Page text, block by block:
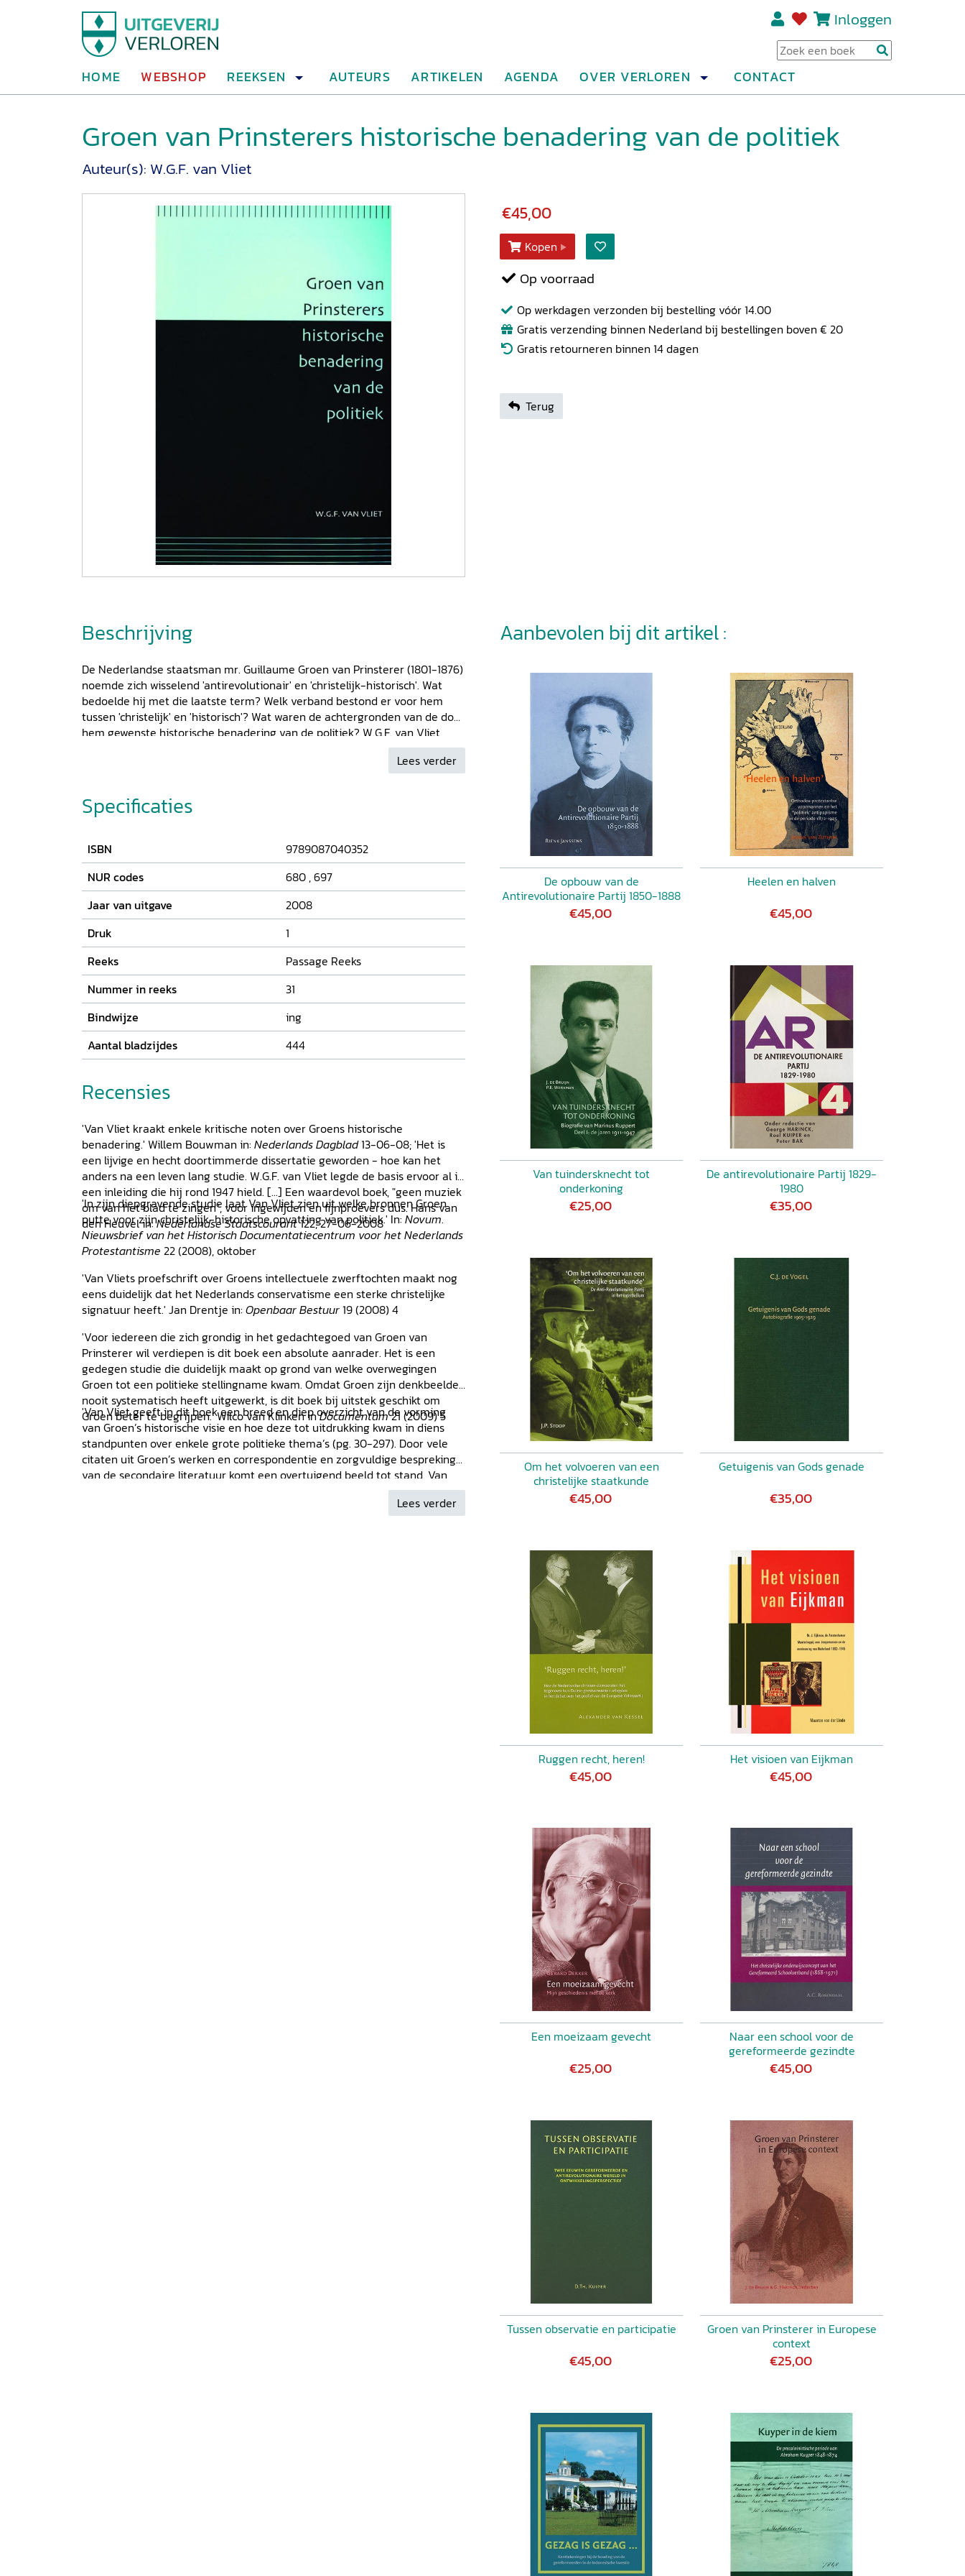
Inloggen
HOME WEBSHOP REEKSEN AUTEURS ARTIKELEN AGENDA OVER VERLOREN CONTACT
Groen van Prinsterers historische benadering van de politiek
Auteur(s): W.G.F. van Vliet
€45,00
Kopen
Op voorraad
Op werkdagen verzonden bij bestelling vóór 14.00
Gratis verzending binnen Nederland bij bestellingen boven € 20
Gratis retourneren binnen 14 dagen
Terug
Beschrijving
De Nederlandse staatsman mr. Guillaume Groen van Prinsterer (1801-1876)
noemde zich wisselend 'antirevolutionair' en 'christelijk-historisch'. Wat
bedoelde hij met die laatste term? Welk verband bestond er voor hem
tussen 'christelijk' en 'historisch'? Wat waren de achtergronden van de door
hem gewenste historische benadering van de politiek? W.G.F. van Vliet
behandelt deze en andere vragen en gaat daarbij ook in op de
opvattingen van Groens buitenlandse geestverwanten, zoals de Duitse
Guizot. Dat Groens historische benadering politieke implicaties had, blijkt
uit zijn stellingname in belangrijke politieke kwesties: de Belgische kwestie,
van de constitutionele monarchie. Van Vliet besluit zijn boek met een
samenvattende beschouwingen over Groens historische benadering, mede
in relatie tot de opvattingen van politici, historici en theologen uit latere
tijd.
Lees verder
Specificaties
ISBN
9789087040352
NUR codes
680 ,697
Jaar van uitgave
2008
Druk
1
Reeks
Passage Reeks
Nummer in reeks
31
Bindwijze
ing
Aantal bladzijdes
444
Recensies
'Van Vliet kraakt enkele kritische noten over Groens historische
benadering.' Willem Bouwman in: Nederlands Dagblad13-06-08; 'Het is
een lijvige en hecht doortimmerde dissertatie geworden - hoe kan het
anders na een leven lang studie. W.G.F. van Vliet legde de basis ervoor al in
een inleiding die hij rond 1947 hield. [...] Een waardevol boek, "geen muziek
om van het blad te zingen", voor ingewijden en fijnproevers dus. Hans van
den Heuvel in:Nederlandse Staatscourant122, 27-06-2008
'In zijn diepgravende studie laat Van Vliet zien uit welke bronnen Groen
putte voor zijn christelijk-historische opvatting van politiek.' In: Novum.
Nieuwsbrief van het Historisch Documentatiecentrum voor het Nederlands
Protestantisme 22 (2008), oktober
'Van Vliets proefschrift over Groens intellectuele zwerftochten maakt nog
eens duidelijk dat het Nederlands conservatisme een sterke christelijke
signatuur heeft.' Jan Drentje in: Openbaar Bestuur19 (2008) 4
'Voor iedereen die zich grondig in het gedachtegoed van Groen van
Prinsterer wil verdiepen is dit boek een absolute aanrader. Het is een
gedegen studie die duidelijk maakt op grond van welke overwegingen
Groen tot een politieke stellingname kwam. Omdat Groen zijn denkbeelden
nooit systematisch heeft uitgewerkt, is dit boek bij uitstek geschikt om
Groen beter te begrijpen.' Wilco van Klinken inDocumentum21 (2009) 5
'Van Vliet geeft in dit boek een breed en diep overzicht van de vorming
van Groen’s historische visie en hoe deze tot uitdrukking kwam in diens
standpunten over enkele grote politieke thema’s (pg. 30-297). Door vele
citaten uit Groen’s werken en correspondentie en zorgvuldige bespreking
van de secondaire literatuur komt een overtuigend beeld tot stand. Van
Vliet is duidelijk onder de indruk van Groen, maar hemelt hem niet op. Wel
moet hij soms de neiging bedwingen om Groen te verdedigen. [...] De
Lees verder
Aanbevolen bij dit artikel :
De opbouw van de
Antirevolutionaire Partij 1850-1888
€45,00
Heelen en halven
€45,00
Van tuindersknecht tot
onderkoning
€25,00
De antirevolutionaire Partij 1829-
1980
€35,00
Om het volvoeren van een
christelijke staatkunde
€45,00
Getuigenis van Gods genade
€35,00
Ruggen recht, heren!
€45,00
Het visioen van Eijkman
€45,00
Een moeizaam gevecht
€25,00
Naar een school voor de
gereformeerde gezindte
€45,00
Tussen observatie en participatie
€45,00
Groen van Prinsterer in Europese
context
€25,00